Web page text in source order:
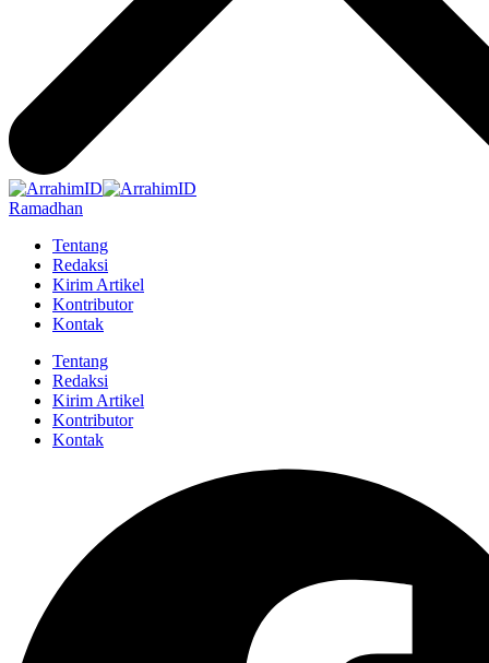
Ramadhan
Tentang
Redaksi
Kirim Artikel
Kontributor
Kontak
Tentang
Redaksi
Kirim Artikel
Kontributor
Kontak